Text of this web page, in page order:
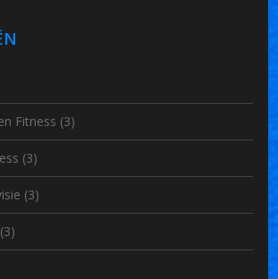
Fitness (3)
(3)
(3)
(3)